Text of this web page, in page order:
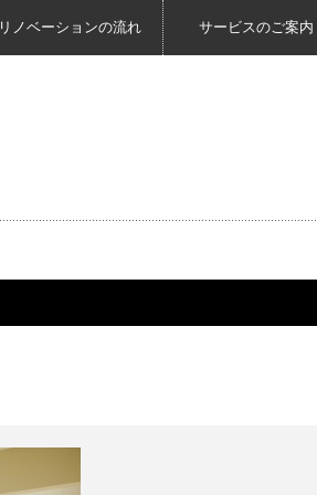
リノベーションの流れ サービスのご案内